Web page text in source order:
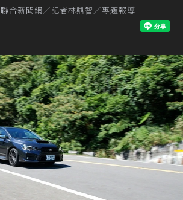
聯合新聞網／記者林鼎智／專題報導